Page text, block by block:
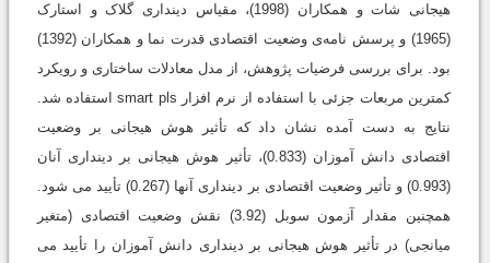
هیجانی شات و همکاران (1998)، مقیاس دینداری گلاک و استارک
(1965) و پرسش نامه‌ی وضعیت اقتصادی قدرت نما و همکاران (1392)
بود. برای بررسی فرضیات پژوهش، از مدل معادلات ساختاری و رویکرد
کمترین مربعات جزئی با استفاده از نرم افزار smart pls استفاده شد.
نتایج به دست آمده نشان داد که تأثیر هوش هیجانی بر وضعیت
اقتصادی دانش آموزان (0.833)، تأثیر هوش هیجانی بر دینداری آنان
(0.993) و تأثیر وضعیت اقتصادی بر دینداری آنها (0.267) تأیید می شود.
همچنین مقدار آزمون سوبل (3.92) نقش وضعیت اقتصادی (متغیر
میانجی) در تأثیر هوش هیجانی بر دینداری دانش آموزان را تأیید می